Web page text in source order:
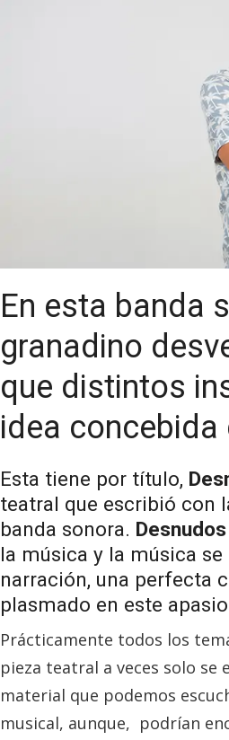
En esta banda
granadino
que distintos
idea concebida
Esta tiene por título,
teatral que escribió con
banda sonora.
la música y la música
narración, una perfecta
plasmado en este
Prácticamente todos los
pieza teatral a veces solo se
material que podemos
musical, aunque, podrían